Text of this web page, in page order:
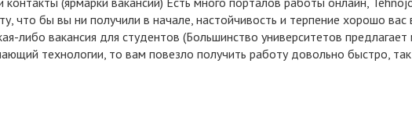
что бы вы ни получили в начале, настойчивость и терпение хорошо вас
либо вакансия для студентов (Большинство университетов
технологии, то вам повезло получить работу довольно быстро, так